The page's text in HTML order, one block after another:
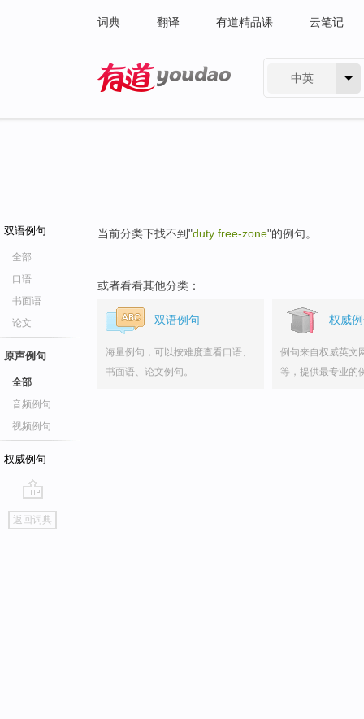
词典 翻译 有道精品课 云笔记
中英
双语例句
全部
口语
书面语
论文
原声例句
全部
音频例句
视频例句
权威例句
go
top
返回词典
当前分类下找不到"duty free-zone"的例句。
或者看看其他分类：
双语例句
海量例句，可以按难度查看口语、
书面语、论文例句。
权威
例句来自权威英文
等，提供最专业的